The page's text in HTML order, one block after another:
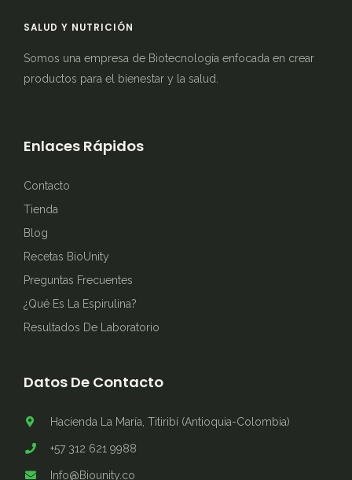
Datos De Contacto
Hacienda La María, Titiribí (Antioquia-Colombia)
+57 312 621 9988
Info@Biounity.co
Enlaces Rápidos
Contacto
Tienda
Blog
Recetas BioUnity
Preguntas Frecuentes
¿Qué Es La Espirulina?
Resultados De Laboratorio
SALUD Y NUTRICIÓN
Somos una empresa de Biotecnología enfocada en crear
productos para el bienestar y la salud.